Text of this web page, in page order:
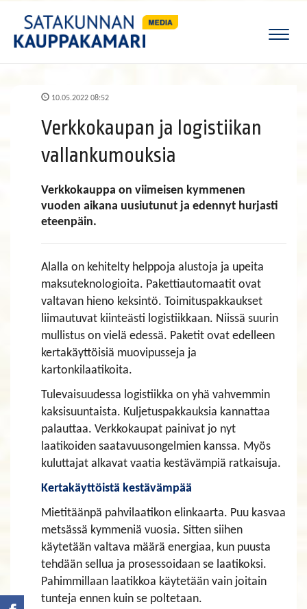
10.05.2022 08:52
Verkkokaupan ja logistiikan
vallankumouksia
Verkkokauppa on viimeisen kymmenen
vuoden aikana uusiutunut ja edennyt hurjasti
eteenpäin.
Alalla on kehitelty helppoja alustoja ja upeita
maksuteknologioita. Pakettiautomaatit ovat
valtavan hieno keksintö. Toimituspakkaukset
liimautuvat kiinteästi logistiikkaan. Niissä suurin
mullistus on vielä edessä. Paketit ovat edelleen
kertakäyttöisiä muovipusseja ja
kartonkilaatikoita.
Tulevaisuudessa logistiikka on yhä vahvemmin
kaksisuuntaista. Kuljetuspakkauksia kannattaa
palauttaa. Verkkokaupat painivat jo nyt
laatikoiden saatavuusongelmien kanssa. Myös
kuluttajat alkavat vaatia kestävämpiä ratkaisuja.
Kertakäyttöistä kestävämpää
Mietitäänpä pahvilaatikon elinkaarta. Puu kasvaa
metsässä kymmeniä vuosia. Sitten siihen
käytetään valtava määrä energiaa, kun puusta
tehdään sellua ja prosessoidaan se laatikoksi.
Pahimmillaan laatikkoa käytetään vain joitain
tunteja ennen kuin se poltetaan.